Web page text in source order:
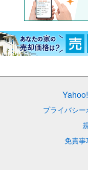
プライバシ
免責事